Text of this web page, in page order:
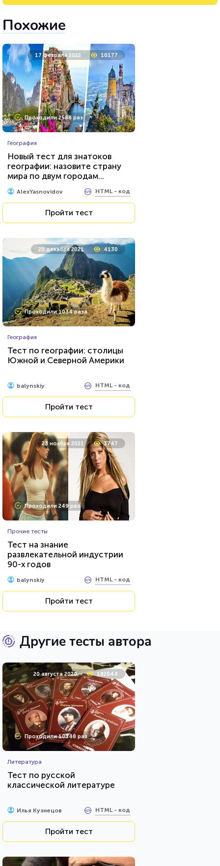
Похожие
17 февраля 2022 10177
Проходили 2588 раз
География
Новый тест для знатоков
географии: назовите страну
мира по двум городам...
AlexYasnovidov HTML - код
Пройти тест
20 декабря 2021 4130
Проходили 1034 раза
География
Тест по географии: столицы
Южной и Северной Америки
balynskiy HTML - код
Пройти тест
23 ноября 2021 3747
Проходили 249 раз
Прочие тесты
Тест на знание
развлекательной индустрии
90-х годов
balynskiy HTML - код
Пройти тест
Другие тесты автора
20 августа 2020 182044
Проходили 10348 раз
Литература
Тест по русской
классической литературе
Илья Кузнецов HTML - код
Пройти тест